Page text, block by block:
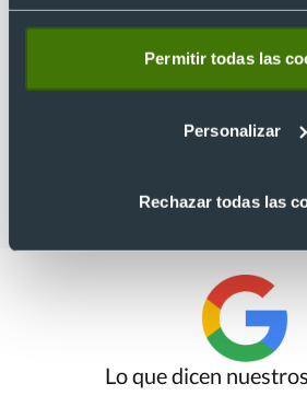
Permitir todas las
Personalizar
Rechazar todas las
Lo que dicen